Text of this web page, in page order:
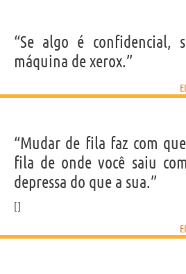
“Se algo é confidencial,
máquina de xerox.”
“Mudar de fila faz com
fila de onde você saiu
depressa do que a sua.”